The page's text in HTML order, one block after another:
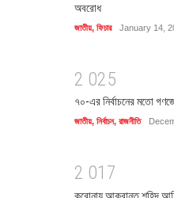
অবরোধ
জাতীয়, ফিচার January 14,
2 025
৭০-এর নির্বাচনের মতো
জাতীয়, নির্বাচন, রাজনীতি
2 01 7